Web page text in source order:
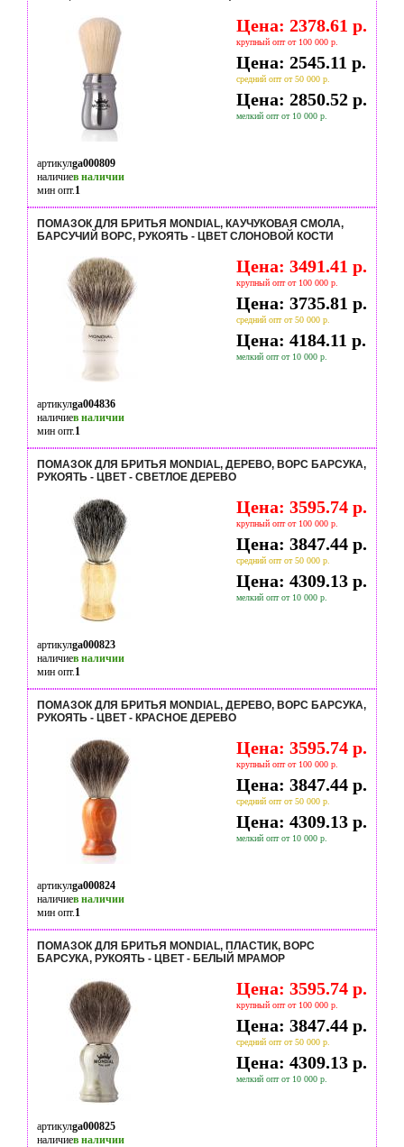
Цена: 2378.61 р.
крупный опт от 100 000 р.
Цена: 2545.11 р.
средний опт от 50 000 р.
Цена: 2850.52 р.
мелкий опт от 10 000 р.
артикулga000809
наличиев наличии
мин опт.1
ПОМАЗОК ДЛЯ БРИТЬЯ MONDIAL, КАУЧУКОВАЯ СМОЛА,
БАРСУЧИЙ ВОРС, РУКОЯТЬ - ЦВЕТ СЛОНОВОЙ КОСТИ
Цена: 3491.41 р.
крупный опт от 100 000 р.
Цена: 3735.81 р.
средний опт от 50 000 р.
Цена: 4184.11 р.
мелкий опт от 10 000 р.
артикулga004836
наличиев наличии
мин опт.1
ПОМАЗОК ДЛЯ БРИТЬЯ MONDIAL, ДЕРЕВО, ВОРС БАРСУКА,
РУКОЯТЬ - ЦВЕТ - СВЕТЛОЕ ДЕРЕВО
Цена: 3595.74 р.
крупный опт от 100 000 р.
Цена: 3847.44 р.
средний опт от 50 000 р.
Цена: 4309.13 р.
мелкий опт от 10 000 р.
артикулga000823
наличиев наличии
мин опт.1
ПОМАЗОК ДЛЯ БРИТЬЯ MONDIAL, ДЕРЕВО, ВОРС БАРСУКА,
РУКОЯТЬ - ЦВЕТ - КРАСНОЕ ДЕРЕВО
Цена: 3595.74 р.
крупный опт от 100 000 р.
Цена: 3847.44 р.
средний опт от 50 000 р.
Цена: 4309.13 р.
мелкий опт от 10 000 р.
артикулga000824
наличиев наличии
мин опт.1
ПОМАЗОК ДЛЯ БРИТЬЯ MONDIAL, ПЛАСТИК, ВОРС
БАРСУКА, РУКОЯТЬ - ЦВЕТ - БЕЛЫЙ МРАМОР
Цена: 3595.74 р.
крупный опт от 100 000 р.
Цена: 3847.44 р.
средний опт от 50 000 р.
Цена: 4309.13 р.
мелкий опт от 10 000 р.
артикулga000825
наличиев наличии